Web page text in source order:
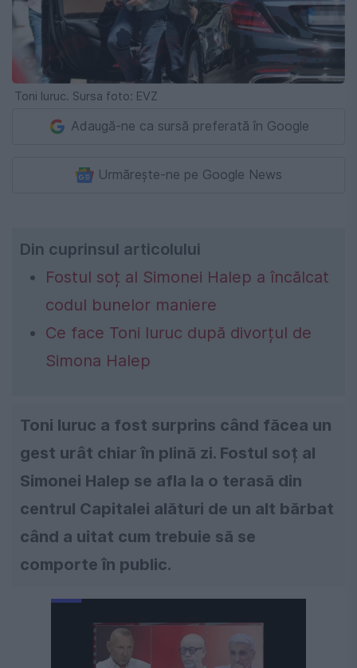
Toni Iuruc. Sursa foto: EVZ
Adaugă-ne ca sursă preferată în Google
Urmărește-ne pe Google News
Din cuprinsul articolului
Fostul soț al Simonei Halep a încălcat
codul bunelor maniere
Ce face Toni Iuruc după divorțul de
Simona Halep
Toni Iuruc a fost surprins când făcea un
gest urât chiar în plină zi. Fostul soț al
Simonei Halep se afla la o terasă din
centrul Capitalei alături de un alt bărbat
când a uitat cum trebuie să se
comporte în public.